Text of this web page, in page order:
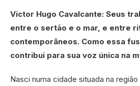
Victor Hugo Cavalcante: Seus
entre o sertão e o mar, e entre
contemporâneos. Como essa
contribui para sua voz única na
Nasci numa cidade situada na